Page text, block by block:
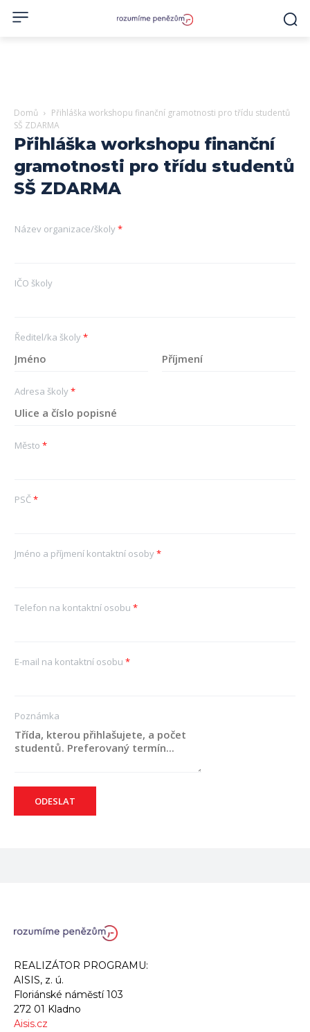
Domů
Přihláška workshopu finanční gramotnosti pro třídu studentů
SŠ ZDARMA
Přihláška workshopu finanční
gramotnosti pro třídu studentů
SŠ ZDARMA
Název organizace/školy*
IČO školy
Ředitel/ka školy*
ř
e
s
t
í
o
Adresa školy*
Město *
PSČ*
Jméno a příjmení kontaktní osoby*
Telefon na kontaktní osobu *
E-mail na kontaktní osobu *
Poznámka
ODESLAT
REALIZÁTOR PROGRAMU:
AISIS, z. ú.
Floriánské náměstí 103
272 01 Kladno
Aisis.cz